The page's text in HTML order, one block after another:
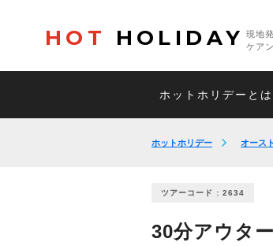
HOT HOLIDAY
現地
ケア
ホットホリデーとは
ホットホリデー オース
ツアーコード : 2634
30分アウタ